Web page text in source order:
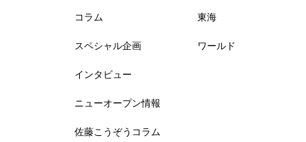
コラム
スペシャル企画
インタビュー
ニューオープン情報
佐藤こうぞうコラム
東海
ワールド